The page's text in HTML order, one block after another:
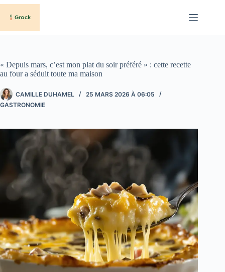
Passer
contenu
« Depuis mars, c’est mon plat du soir préféré » : cette recette
au four a séduit toute ma maison
CAMILLE DUHAMEL
25 MARS 2026 À 06:05
GASTRONOMIE